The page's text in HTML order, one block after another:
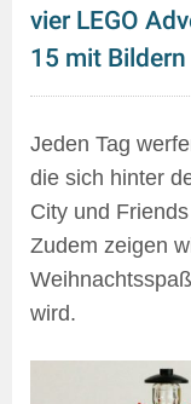
vier LEGO
15 mit
Jeden Tag
die sich hinter
City und
Zudem zeigen
wird.